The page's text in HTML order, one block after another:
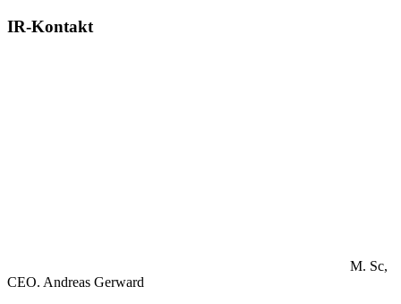
IR-Kontakt
M. Sc,
CEO. Andreas Gerward